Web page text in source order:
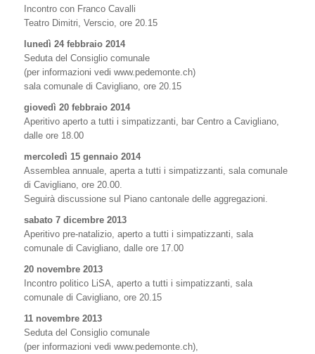
Incontro con Franco Cavalli
Teatro Dimitri, Verscio, ore 20.15
lunedì 24 febbraio 2014
Seduta del Consiglio comunale
(per informazioni vedi www.pedemonte.ch)
sala comunale di Cavigliano, ore 20.15
giovedì 20 febbraio 2014
Aperitivo aperto a tutti i simpatizzanti, bar Centro a Cavigliano,
dalle ore 18.00
mercoledì 15 gennaio 2014
Assemblea annuale, aperta a tutti i simpatizzanti, sala comunale
di Cavigliano, ore 20.00.
Seguirà discussione sul Piano cantonale delle aggregazioni.
sabato 7 dicembre 2013
Aperitivo pre-natalizio, aperto a tutti i simpatizzanti, sala
comunale di Cavigliano, dalle ore 17.00
20 novembre 2013
Incontro politico LiSA, aperto a tutti i simpatizzanti, sala
comunale di Cavigliano, ore 20.15
11 novembre 2013
Seduta del Consiglio comunale
(per informazioni vedi www.pedemonte.ch),